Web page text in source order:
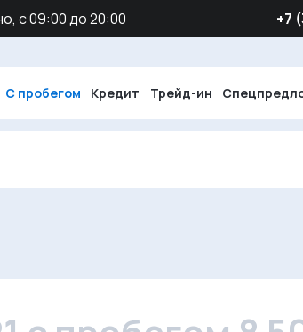
с 09:00 до 20:00 ‪+7
С пробегом Кредит Трейд-ин